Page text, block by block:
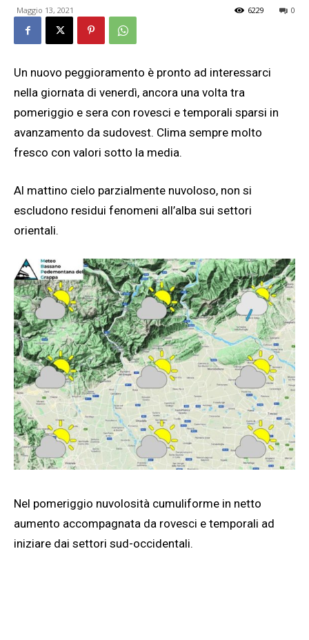
Maggio 13, 2021 0
6229
Un nuovo peggioramento è pronto ad interessarci
nella giornata di venerdì, ancora una volta tra
pomeriggio e sera con rovesci e temporali sparsi in
avanzamento da sudovest. Clima sempre molto
fresco con valori sotto la media.
Al mattino cielo parzialmente nuvoloso, non si
escludono residui fenomeni all’alba sui settori
orientali.
Nel pomeriggio nuvolosità cumuliforme in netto
aumento accompagnata da rovesci e temporali ad
iniziare dai settori sud-occidentali.